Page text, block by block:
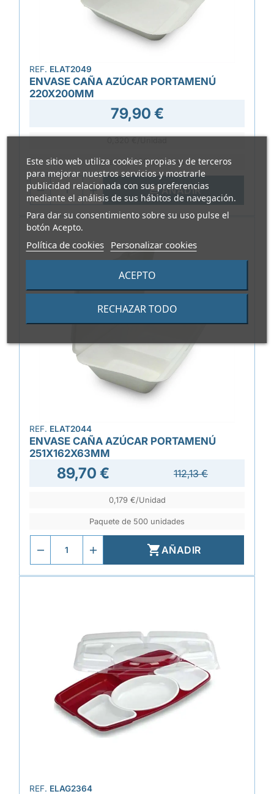
Este sitio web utiliza cookies propias y de terceros
para mejorar nuestros servicios y mostrarle
publicidad relacionada con sus preferencias
mediante el análisis de sus hábitos de navegación.
Para dar su consentimiento sobre su uso pulse el
botón Acepto.
Política de cookies Personalizar cookies
RECHAZAR TODO
ACEPTO
REF. ELAT2049
ENVASE CAÑA AZÚCAR PORTAMENÚ
220X200MM
79,90 €
Paquete de 250 unidades
AÑADIR
REF. ELAT2044
ENVASE CAÑA AZÚCAR PORTAMENÚ
251X162X63MM
89,70 € 112,13 €
0,179 €/Unidad
Paquete de 500 unidades
AÑADIR
REF. ELAG2364